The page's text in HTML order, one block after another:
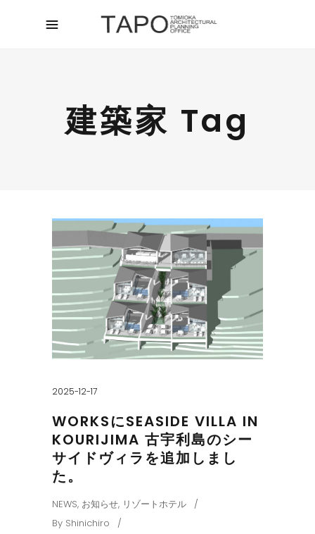
建築家 Tag
2025-12-17
WORKSにSEASIDE VILLA IN
KOURIJIMA 古宇利島のシー
サイドヴィラを追加しまし
た。
NEWS, お知らせ, リゾートホテル
By Shinichiro